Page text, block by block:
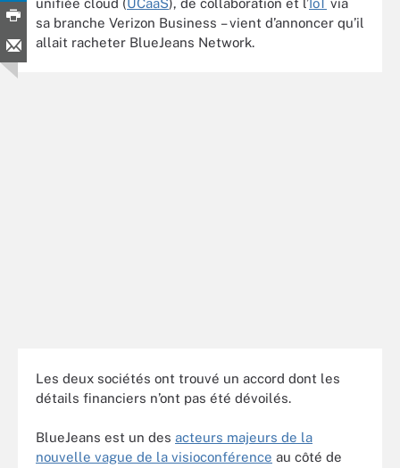
sa branche Verizon Business – vient d’annoncer qu’il
allait racheter BlueJeans Network.
Les deux sociétés ont trouvé un accord dont les
détails financiers n’ont pas été dévoilés.
BlueJeans est un des acteurs majeurs de la
nouvelle vague de la visioconférence au côté de